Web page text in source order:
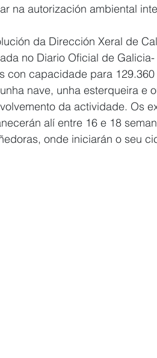
na autorización ambiental
da Dirección Xeral de
no Diario Oficial de
con capacidade para
nave, unha esterqueira e
da actividade. Os
alí entre 16 e 18
onde iniciarán o seu